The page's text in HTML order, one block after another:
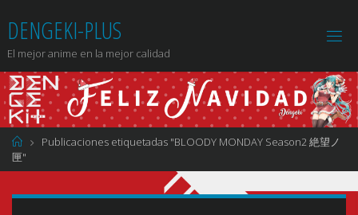
contenido
DENGEKI-PLUS
El mejor anime en la mejor calidad
Página
de
Inicio
Publicaciones etiquetadas "BLOODY MONDAY Season2 絶望ノ
匣"